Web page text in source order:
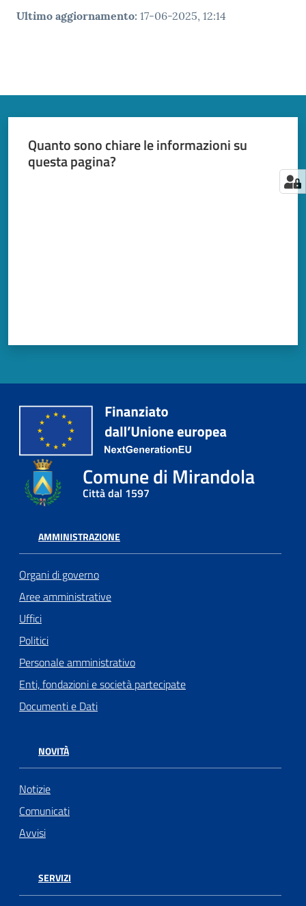
Ultimo aggiornamento: 17-06-2025, 12:14
Quanto sono chiare le informazioni su
questa pagina?
Comune di Mirandola
Città dal 1597
AMMINISTRAZIONE
Organi di governo
Aree amministrative
Uffici
Politici
Personale amministrativo
Enti, fondazioni e società partecipate
Documenti e Dati
NOVITÀ
Notizie
Comunicati
Avvisi
SERVIZI